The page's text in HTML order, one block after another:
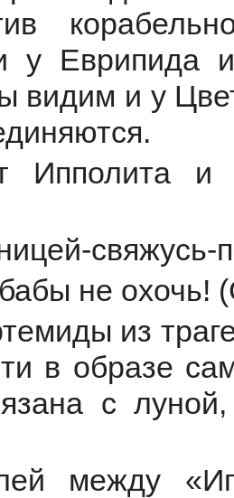
у Еврипида
видим и у
Ипполита
свяжусь-
не охочь!
из
в образе
с
между